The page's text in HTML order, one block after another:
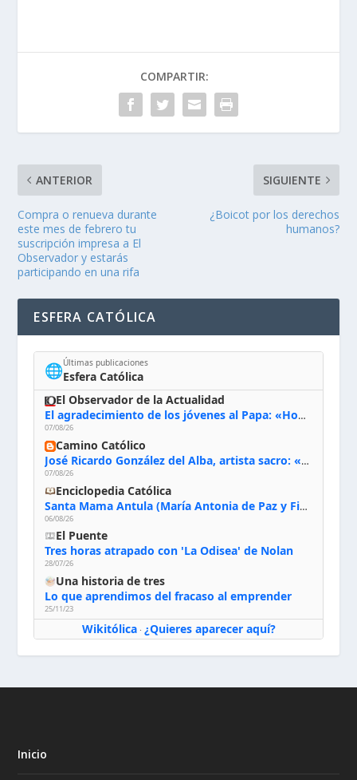
COMPARTIR:
ANTERIOR
Compra o renueva durante
este mes de febrero tu
suscripción impresa a El
Observador y estarás
participando en una rifa
SIGUIENTE
¿Boicot por los derechos
humanos?
ESFERA CATÓLICA
🌐Últimas publicaciones
Esfera Católica
El Observador de la Actualidad
El agradecimiento de los jóvenes al Papa: «Hoy nos sentimos Iglesia»
07/08/26
Camino Católico
José Ricardo González del Alba, artista sacro: «Yo oro, hablo con Dios, le pido al Espíritu Santo su inspiración y siempre pinto rezando el rosario para que sea Él quien actúe a través de mis manos»
07/08/26
Enciclopedia Católica
Santa Mama Antula (María Antonia de Paz y Figueroa)
06/08/26
El Puente
Tres horas atrapado con 'La Odisea' de Nolan
28/07/26
Una historia de tres
Lo que aprendimos del fracaso al emprender
25/11/23
Wikitólica· ¿Quieres aparecer aquí?
Inicio